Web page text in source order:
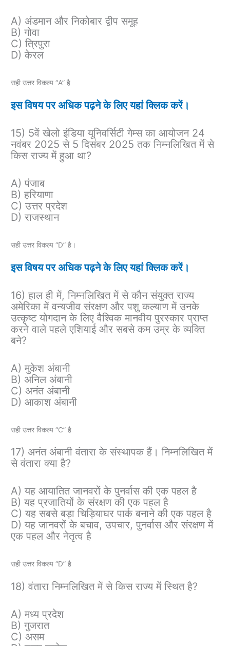
A) अंडमान और निकोबार द्वीप समूह
B) गोवा
C) त्रिपुरा
D) केरल
सही उत्तर विकल्प “A” है
इस विषय पर अधिक पढ़ने के लिए यहां क्लिक करें।
15) 5वें खेलो इंडिया यूनिवर्सिटी गेम्स का आयोजन 24
नवंबर 2025 से 5 दिसंबर 2025 तक निम्नलिखित में से
किस राज्य में हुआ था?
A) पंजाब
B) हरियाणा
C) उत्तर प्रदेश
D) राजस्थान
सही उत्तर विकल्प “D” है।
इस विषय पर अधिक पढ़ने के लिए यहां क्लिक करें।
16) हाल ही में, निम्नलिखित में से कौन संयुक्त राज्य
अमेरिका में वन्यजीव संरक्षण और पशु कल्याण में उनके
उत्कृष्ट योगदान के लिए वैश्विक मानवीय पुरस्कार प्राप्त
करने वाले पहले एशियाई और सबसे कम उम्र के व्यक्ति
बने?
A) मुकेश अंबानी
B) अनिल अंबानी
C) अनंत अंबानी
D) आकाश अंबानी
सही उत्तर विकल्प “C” है
17) अनंत अंबानी वंतारा के संस्थापक हैं। निम्नलिखित में
से वंतारा क्या है?
A) यह आयातित जानवरों के पुनर्वास की एक पहल है
B) यह प्रजातियों के संरक्षण की एक पहल है
C) यह सबसे बड़ा चिड़ियाघर पार्क बनाने की एक पहल है
D) यह जानवरों के बचाव, उपचार, पुनर्वास और संरक्षण में
एक पहल और नेतृत्व है
सही उत्तर विकल्प “D” है
18) वंतारा निम्नलिखित में से किस राज्य में स्थित है?
A) मध्य प्रदेश
B) गुजरात
C) असम